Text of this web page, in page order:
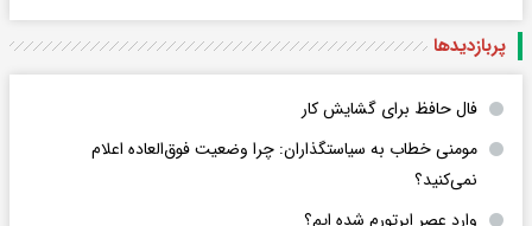
پربازدید‌ها
فال حافظ برای گشایش کار
مومنی خطاب به سیاستگذاران: چرا وضعیت فوق‌العاده اعلام
نمی‌کنید؟
وارد عصر ابرتورم شده ایم؟